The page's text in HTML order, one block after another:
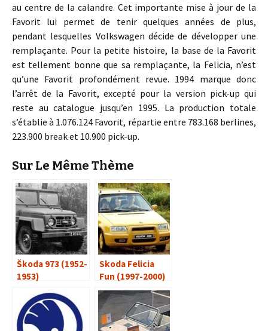
au centre de la calandre. Cet importante mise à jour de la
Favorit lui permet de tenir quelques années de plus,
pendant lesquelles Volkswagen décide de développer une
remplaçante. Pour la petite histoire, la base de la Favorit
est tellement bonne que sa remplaçante, la Felicia, n’est
qu’une Favorit profondément revue. 1994 marque donc
l’arrêt de la Favorit, excepté pour la version pick-up qui
reste au catalogue jusqu’en 1995. La production totale
s’établie à 1.076.124 Favorit, répartie entre 783.168 berlines,
223.900 break et 10.900 pick-up.
Sur Le Même Thème
Škoda 973 (1952-
1953)
Skoda Felicia
Fun (1997-2000)